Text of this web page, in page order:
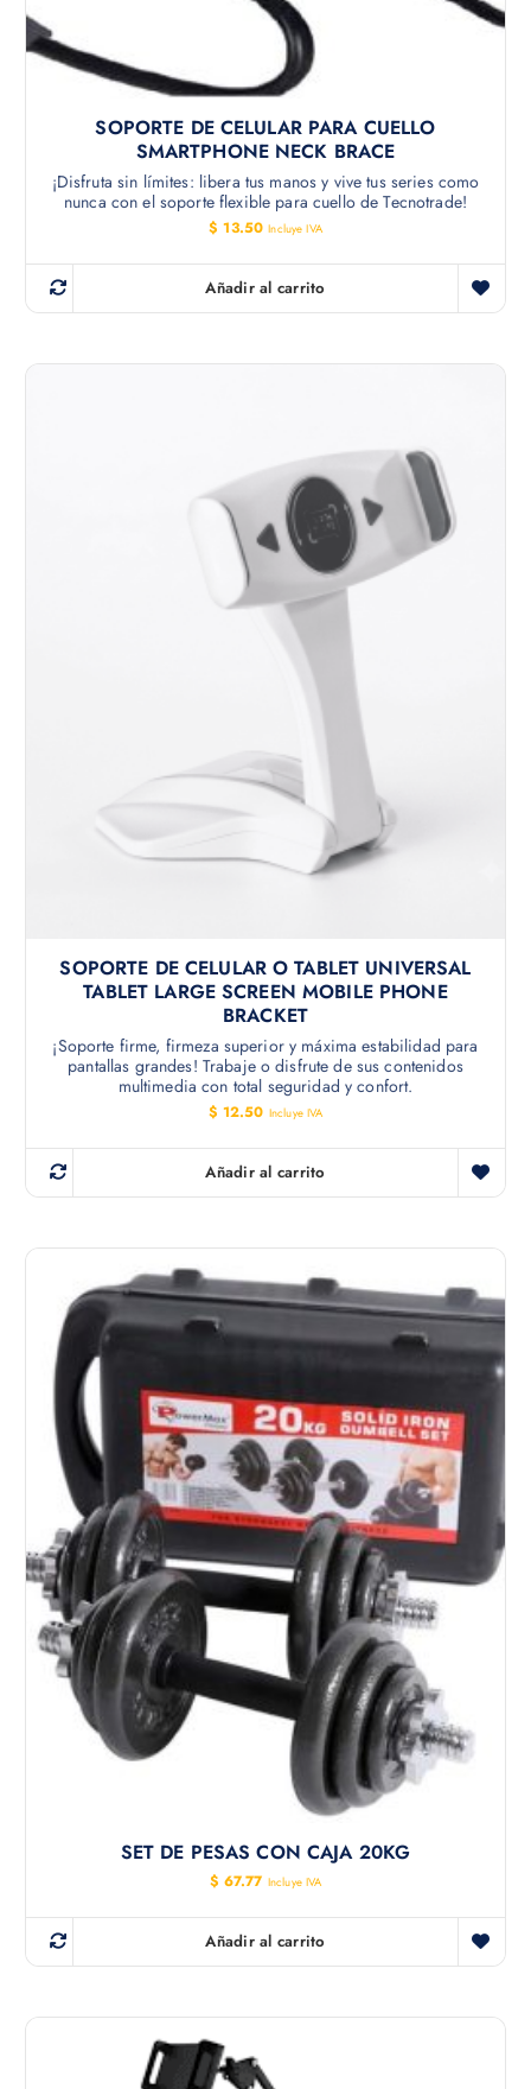
SOPORTE DE CELULAR PARA CUELLO
SMARTPHONE NECK BRACE
¡Disfruta sin límites: libera tus manos y vive tus series como
nunca con el soporte flexible para cuello de Tecnotrade!
$ 13.50 Incluye IVA
Añadir al carrito
SOPORTE DE CELULAR O TABLET UNIVERSAL
TABLET LARGE SCREEN MOBILE PHONE
BRACKET
¡Soporte firme, firmeza superior y máxima estabilidad para
pantallas grandes! Trabaje o disfrute de sus contenidos
multimedia con total seguridad y confort.
$ 12.50 Incluye IVA
Añadir al carrito
SET DE PESAS CON CAJA 20KG
$ 67.77 Incluye IVA
Añadir al carrito